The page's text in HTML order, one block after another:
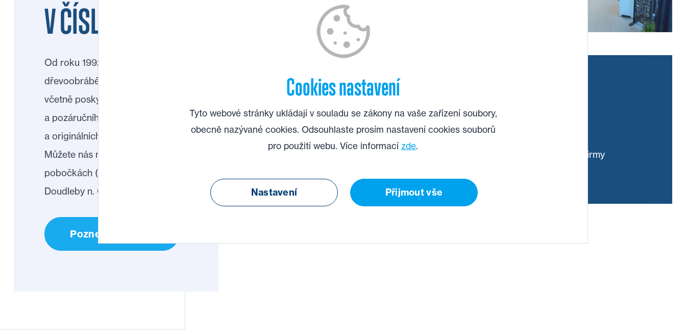
V ČÍSLECH
Od roku 1992 dodáváme
dřevoobráběcí stroje a nástroje
včetně poskytování záručního
a pozáručního servisu
a originálních náhradních dílů.
Můžete nás navštívit na 3
pobočkách (Praha, Brno,
Doudleby n. Orl.).
Poznejte nás
zákazníkům v ČR.
34 LET
úspěšného působení firmy
Cookies nastavení
Tyto webové stránky ukládají v souladu se zákony na vaše zařízení soubory,
obecně nazývané cookies. Odsouhlaste prosím nastavení cookies souborů
pro použití webu. Více informací zde.
Nastavení Přijmout vše